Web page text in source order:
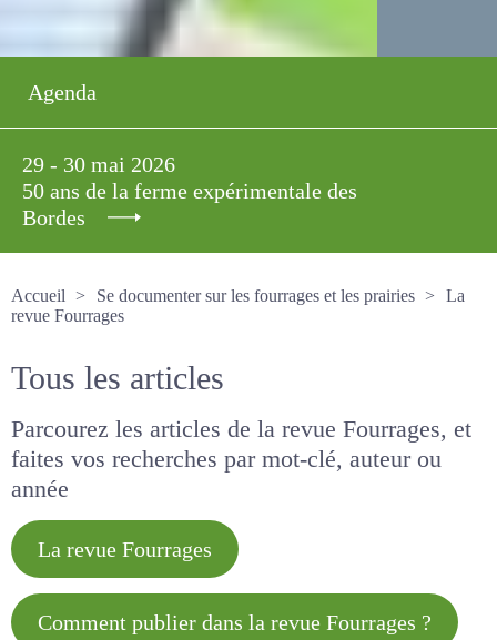
Agenda
29 - 30 mai 2026
50 ans de la ferme expérimentale des
Bordes
Accueil
Se documenter sur les fourrages et les prairies
La revue Fourrages
Tous les articles
Parcourez les articles de la revue Fourrages, et
faites vos recherches par mot-clé, auteur ou
année
La revue Fourrages
Comment publier dans la revue